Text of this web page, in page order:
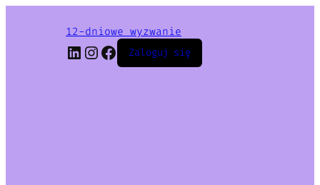
12-dniowe wyzwanie
LinkedIn
Instagram
Facebook
Zaloguj się